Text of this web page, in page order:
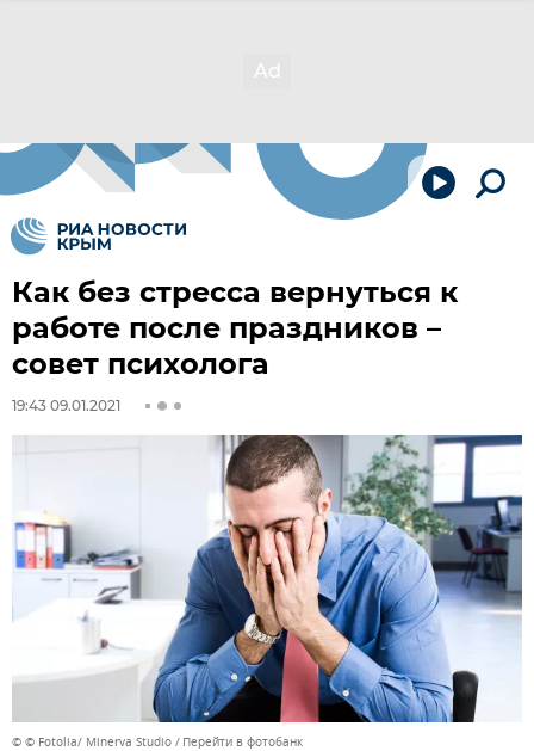
Как без стресса вернуться к
работе после праздников –
совет психолога
19:43 09.01.2021
© © Fotolia/ Minerva Studio Перейти в фотобанк